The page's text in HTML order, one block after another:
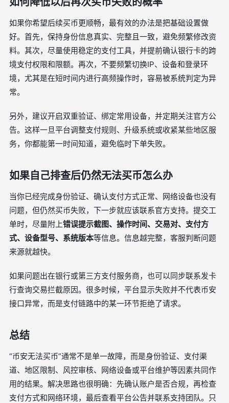
如果你希望后续买币更顺畅，最有效的办法是把基础设置做
好。首先，保持身份信息真实、完整且一致，避免频繁修改资
料。其次，尽量使用稳定的支付工具，并提前确认银行卡的跨
境支付权限和限额。再次，不要频繁切换IP、设备和登录环
境，尤其是在短时间内进行高频操作时，容易被系统判定为异
常。
另外，建议开启双重验证、绑定常用设备，并定期关注官方公
告。这样一旦平台调整支付规则、升级系统或收紧某些地区服
务，你都能第一时间知道，避免临时下单失败。
如果自己排查后仍然无法买币怎么办
当你已经完成身份验证、确认支付方式正常、网络设备也没有
问题，但仍然买币失败，下一步就应该联系官方支持。提交工
单时，尽量附上错误提示截图、操作时间、交易对、支付方
式、设备型号、系统版本等信息。信息越完整，客服判断问题
来源就越快。
如果问题出在银行或第三方支付服务商，也可以同步联系发卡
行查询交易拦截原因。很多时候，平台显示失败并不代表币安
接口异常，而是支付链路中的某一环节拒绝了请求。
总结
“币安无法买币”通常不是单一故障，而是身份验证、支付渠
道、地区限制、风控审核、网络设备或平台维护等因素共同作
用的结果。解决思路也很明确：先确认账户是否合规，再检查
支付方式和网络环境，最后查看平台公告并联系支持团队。只